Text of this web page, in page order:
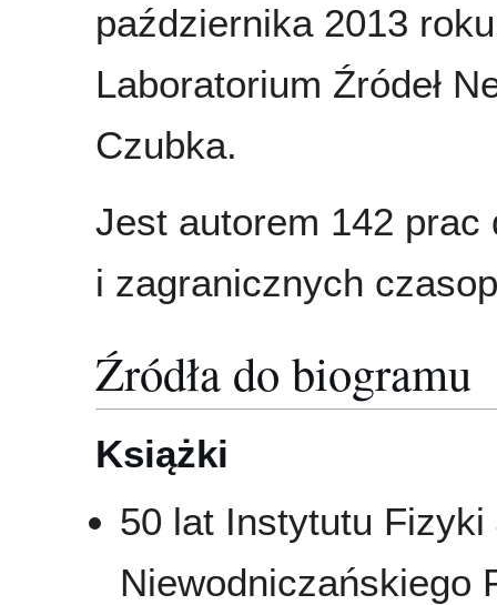
października 2013
Laboratorium Źródeł
Czubka.
Jest autorem 142
i zagranicznych
Źródła do biogramu
Książki
50 lat Instytutu
Niewodniczańskiego